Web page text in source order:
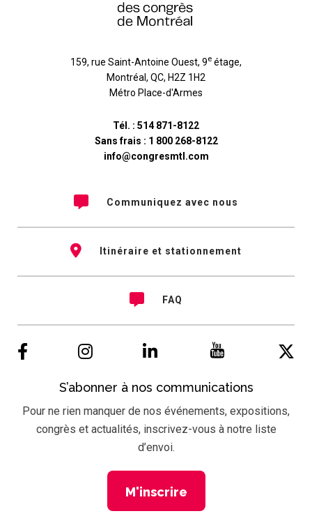
159, rue Saint-Antoine Ouest, 9e étage,
Montréal , QC, H2Z 1H2
Métro Place-d'Armes
Tél. : 514 871-8122
Sans frais : 1 800 268-8122
info@congresmtl.com
Communiquez avec nous
Itinéraire et stationnement
FAQ
S’abonner à nos communications
Pour ne rien manquer de nos événements, expositions,
congrès et actualités, inscrivez-vous à notre liste
d’envoi.
M'inscrire